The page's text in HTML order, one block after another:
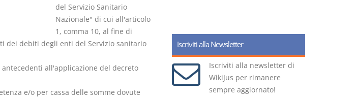
del Servizio Sanitario
Nazionale" di cui all'articolo
1, comma 10, al fine di
dei debiti degli enti del Servizio sanitario
all'applicazione del decreto
e/o per cassa delle somme dovute
Iscriviti alla Newsletter
Iscriviti alla newsletter di
WikiJus per rimanere
sempre aggiornato!